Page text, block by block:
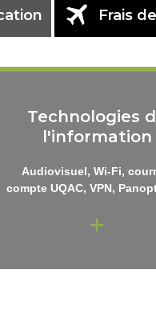
Frais
Technologies
l'information
Audiovisuel, Wi-Fi,
compte UQAC, VPN,